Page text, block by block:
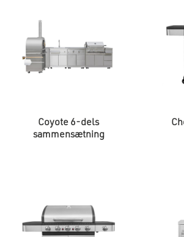
Coyote 6-dels
sammensætning